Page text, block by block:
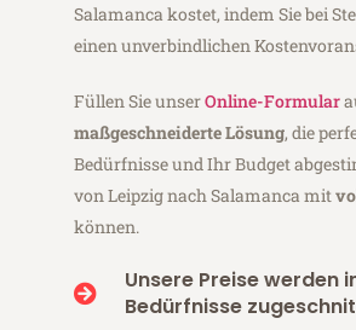
Salamanca kostet, indem Sie bei
einen unverbindlichen
Füllen Sie unserOnline-Formular
maßgeschneiderte Lösung, die
Bedürfnisse und Ihr Budget
von Leipzig nach Salamanca mit
können.
Unsere Preise werden
Bedürfnisse